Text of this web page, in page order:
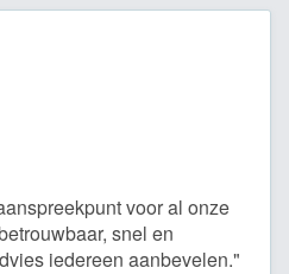
voor al onze
snel en
iedereen aanbevelen."